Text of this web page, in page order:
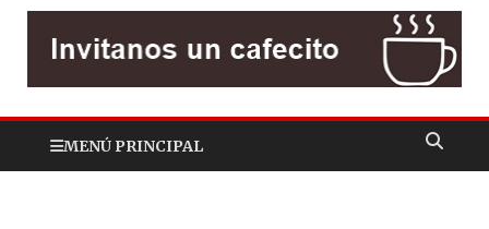
MENÚ PRINCIPAL